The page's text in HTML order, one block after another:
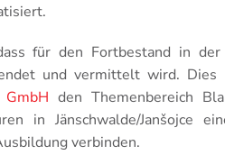
für den Fortbestand in
und vermittelt wird.
den Themenbereich
in Jänschwalde/Janšojce
verbinden.